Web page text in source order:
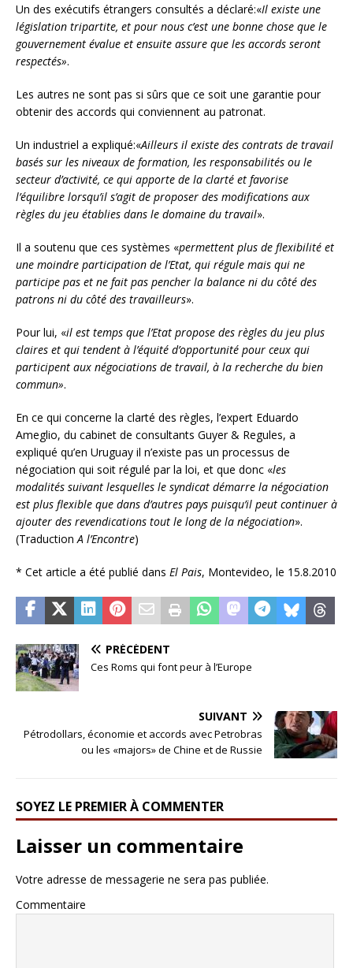
Un des exécutifs étrangers consultés a déclaré:«Il existe une
législation tripartite, et pour nous c’est une bonne chose que le
gouvernement évalue et ensuite assure que les accords seront
respectés».
Les autres ne sont pas si sûrs que ce soit une garantie pour
obtenir des accords qui conviennent au patronat.
Un industriel a expliqué:«Ailleurs il existe des contrats de travail
basés sur les niveaux de formation, les responsabilités ou le
secteur d’activité, ce qui apporte de la clarté et favorise
l’équilibre lorsqu’il s’agit de proposer des modifications aux
règles du jeu établies dans le domaine du travail».
Il a soutenu que ces systèmes «permettent plus de flexibilité et
une moindre participation de l’Etat, qui régule mais qui ne
participe pas et ne fait pas pencher la balance ni du côté des
patrons ni du côté des travailleurs».
Pour lui, «il est temps que l’Etat propose des règles du jeu plus
claires et qui tendent à l’équité d’opportunité pour ceux qui
participent aux négociations de travail, à la recherche du bien
commun».
En ce qui concerne la clarté des règles, l’expert Eduardo
Ameglio, du cabinet de consultants Guyer & Regules, a
expliqué qu’en Uruguay il n’existe pas un processus de
négociation qui soit régulé par la loi, et que donc «les
modalités suivant lesquelles le syndicat démarre la négociation
est plus flexible que dans d’autres pays puisqu’il peut continuer à
ajouter des revendications tout le long de la négociation».
(TraductionA l’Encontre)
* Cet article a été publié dans El Pais, Montevideo, le 15.8.2010
PRÉCÉDENT
Ces Roms qui font peur à l’Europe
SUIVANT
Pétrodollars, économie et accords avec Petrobras
ou les «majors» de Chine et de Russie
SOYEZ LE PREMIER À COMMENTER
Laisser un commentaire
Votre adresse de messagerie ne sera pas publiée.
Commentaire